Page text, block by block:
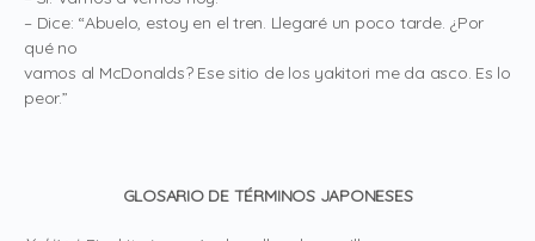
– Dice: “Abuelo, estoy en el tren. Llegaré un poco tarde. ¿Por
qué no
vamos al McDonalds? Ese sitio de los yakitori me da asco. Es lo
peor.”
GLOSARIO DE TÉRMINOS JAPONESES